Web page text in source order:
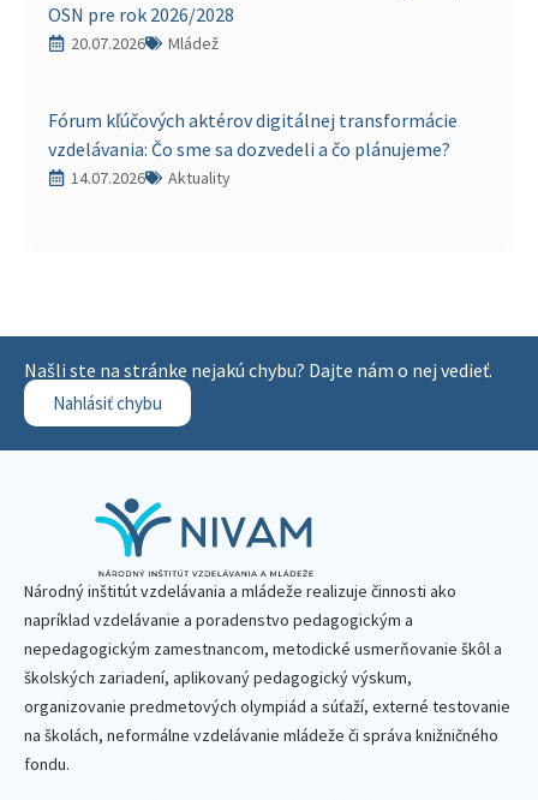
OSN pre rok 2026/2028
20.07.2026 Mládež
Fórum kľúčových aktérov digitálnej transformácie
vzdelávania: Čo sme sa dozvedeli a čo plánujeme?
14.07.2026 Aktuality
Našli ste na stránke nejakú chybu? Dajte nám o nej vedieť.
Nahlásiť chybu
Národný inštitút vzdelávania a mládeže realizuje činnosti ako
napríklad vzdelávanie a poradenstvo pedagogickým a
nepedagogickým zamestnancom, metodické usmerňovanie škôl a
školských zariadení, aplikovaný pedagogický výskum,
organizovanie predmetových olympiád a súťaží, externé testovanie
na školách, neformálne vzdelávanie mládeže či správa knižničného
fondu.